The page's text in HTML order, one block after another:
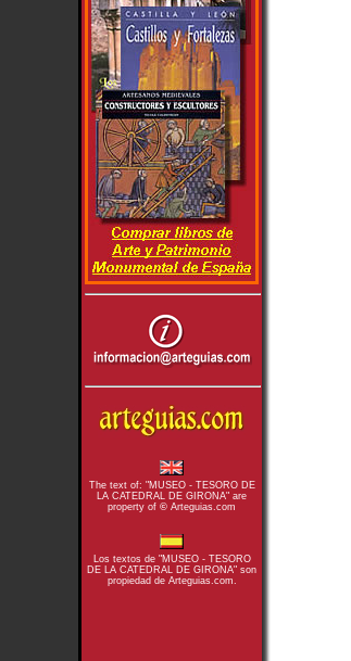
The text of: "MUSEO - TESORO DE
LA CATEDRAL DE GIRONA" are
property of © Arteguias.com
Los textos de "MUSEO - TESORO
DE LA CATEDRAL DE GIRONA" son
propiedad de Arteguias.com.